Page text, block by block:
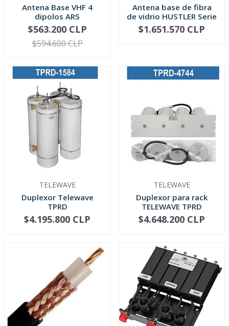
Antena Base VHF 4
dipolos ARS
VER OPCIONES
$563.200 CLP
$594.600 CLP
Antena base de fibra
de vidrio HUSTLER Serie
HX
VER OPCIONES
$1.651.570 CLP
TELEWAVE
Duplexor Telewave
TPRD
VER OPCIONES
$4.195.800 CLP
TELEWAVE
Duplexor para rack
TELEWAVE TPRD
VER OPCIONES
$4.648.200 CLP